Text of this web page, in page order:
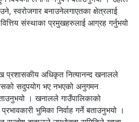
स्वरोजगार बनाउनेलगाएतका क्षेत्रलाई
संस्थाका प्रमुखहरुलाई आग्रह गर्नुभयो
प्रशासकीय अधिकृत नित्यानन्द खनालले
सदुपयोग भए नभएको अनुगमन
। खनालले गाउँपालिकाको
भुमिका निर्वाह गर्ने बताउनुभयो ।